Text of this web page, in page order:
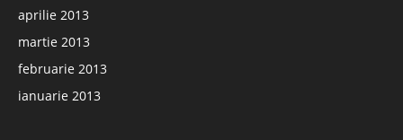
aprilie 2013
martie 2013
februarie 2013
ianuarie 2013